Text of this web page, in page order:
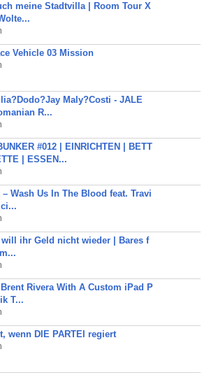
meine Stadtvilla | Room Tour X
Vehicle 03 Mission
Maly?Costi - JALE
R...
#012 | EINRICHTEN | BETT
| ESSEN...
– Wash Us In The Blood feat. Travi
will ihr Geld nicht wieder | Bares f
Brent Rivera With A Custom iPad P
T...
wenn DIE PARTEI regiert